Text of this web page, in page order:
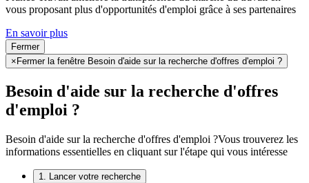
vous proposant plus d'opportunités d'emploi grâce à ses partenaires
En savoir plus
Fermer
× Fermer la fenêtre Besoin d'aide sur la recherche d'offres d'emploi ?
Besoin d'aide sur la recherche d'offres
d'emploi ?
Besoin d'aide sur la recherche d'offres d'emploi ?Vous trouverez les
informations essentielles en cliquant sur l'étape qui vous intéresse
1. Lancer votre recherche